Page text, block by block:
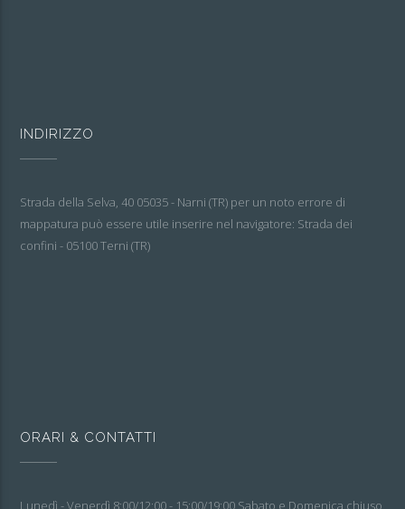
INDIRIZZO
Strada della Selva, 40 05035 - Narni (TR) per un noto errore di
mappatura può essere utile inserire nel navigatore: Strada dei
confini - 05100 Terni (TR)
ORARI & CONTATTI
Lunedì - Venerdì 8:00/12:00 - 15:00/19:00 Sabato e Domenica chiuso